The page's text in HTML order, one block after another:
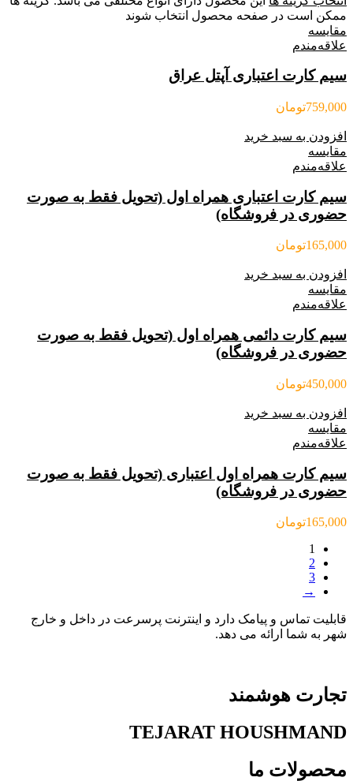
ممکن است در صفحه محصول انتخاب شوند
مقایسه
علاقه‌مندم
سیم کارت اعتباری آپتل عراق
759,000تومان
افزودن به سبد خرید
مقایسه
علاقه‌مندم
سیم کارت اعتباری همراه اول (تحویل فقط به صورت
حضوری در فروشگاه)
165,000تومان
افزودن به سبد خرید
مقایسه
علاقه‌مندم
سیم کارت دائمی همراه اول (تحویل فقط به صورت
حضوری در فروشگاه)
450,000تومان
افزودن به سبد خرید
مقایسه
علاقه‌مندم
سیم کارت همراه اول اعتباری (تحویل فقط به صورت
حضوری در فروشگاه)
165,000تومان
1
2
3
→
قابلیت تماس و پیامک دارد و اینترنت پرسرعت در داخل و خارج
شهر به شما ارائه می دهد.
تجارت هوشمند
TEJARAT HOUSHMAND
محصولات ما